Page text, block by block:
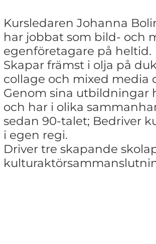
Kursledaren Johanna
har jobbat som bild- och
egenföretagare på heltid.
Skapar främst i olja på
collage och mixed media
Genom sina utbildningar
och har i olika
sedan 90-talet; Bedriver
i egen regi.
Driver tre skapande